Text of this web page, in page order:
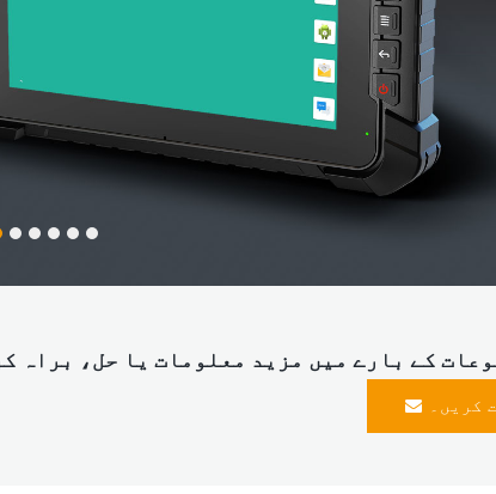
کے بارے میں مزید معلومات یا حل، براہ
کریں۔